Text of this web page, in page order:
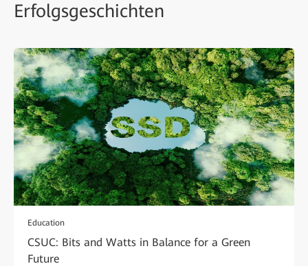
Erfolgsgeschichten
Education
CSUC: Bits and Watts in Balance for a Green
Future